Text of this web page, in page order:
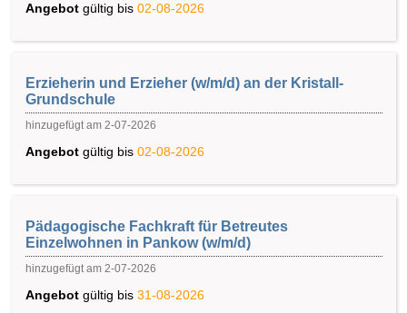
Angebot gültig bis 02-08-2026
Erzieherin und Erzieher (w/m/d) an der Kristall-
Grundschule
hinzugefügt am 2-07-2026
Angebot gültig bis 02-08-2026
Pädagogische Fachkraft für Betreutes
Einzelwohnen in Pankow (w/m/d)
hinzugefügt am 2-07-2026
Angebot gültig bis 31-08-2026